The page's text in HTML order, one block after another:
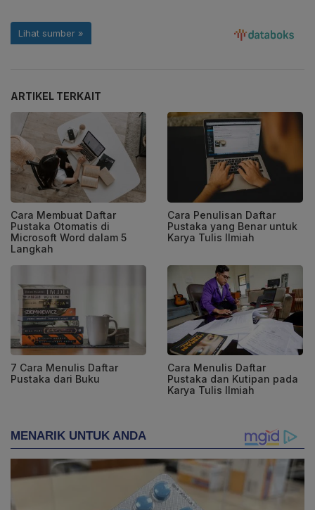
ARTIKEL TERKAIT
Cara Membuat Daftar
Pustaka Otomatis di
Microsoft Word dalam 5
Langkah
Cara Penulisan Daftar
Pustaka yang Benar untuk
Karya Tulis Ilmiah
7 Cara Menulis Daftar
Pustaka dari Buku
Cara Menulis Daftar
Pustaka dan Kutipan pada
Karya Tulis Ilmiah